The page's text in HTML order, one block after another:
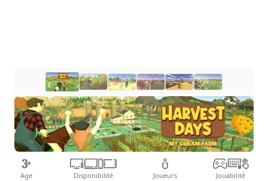
Age Disponibilité Joueurs Jouabilité